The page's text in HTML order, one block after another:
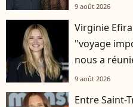
9 août 2026
Virginie
"voyage
nous a
9 août 2026
Entre Saint-